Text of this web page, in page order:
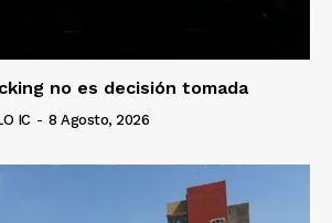
no es decisión tomada
IC - 8 Agosto, 2026